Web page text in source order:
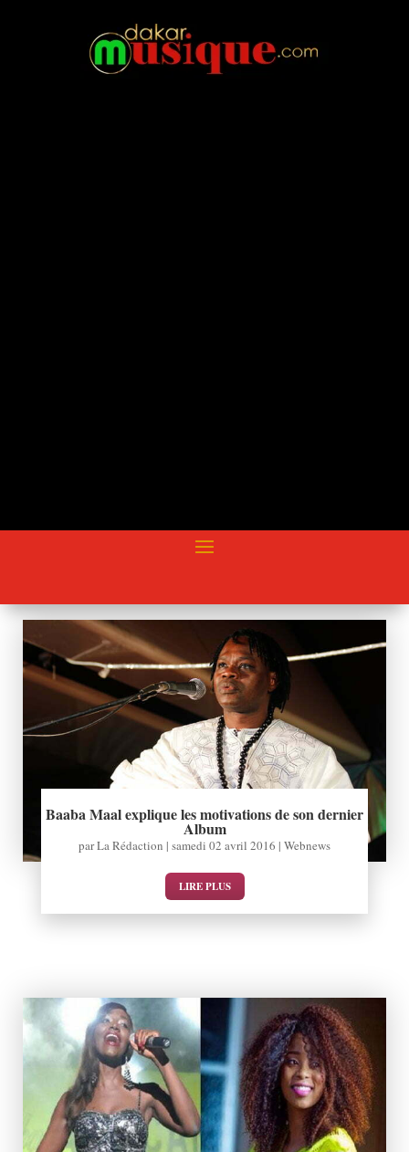
Baaba Maal explique les motivations de son dernier
Album
parLa Rédaction | samedi 02 avril 2016 | Webnews
LIRE PLUS